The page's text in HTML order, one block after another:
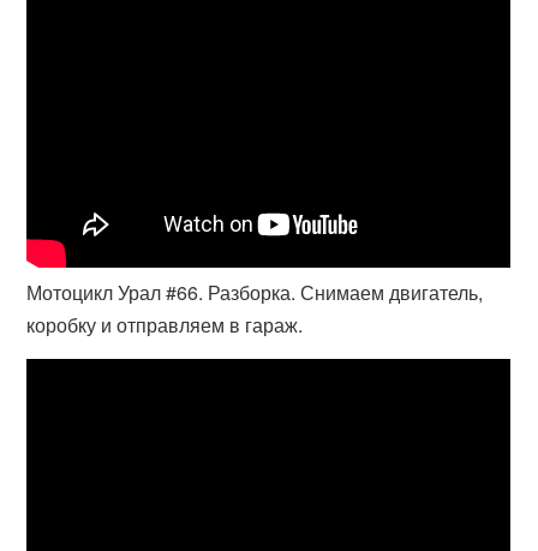
Мотоцикл Урал #66. Разборка. Снимаем двигатель,
коробку и отправляем в гараж.